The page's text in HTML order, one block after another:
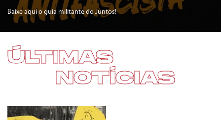
Baixe aqui o guia militante do Juntos!
ÚLTIMAS
NOTÍCIAS